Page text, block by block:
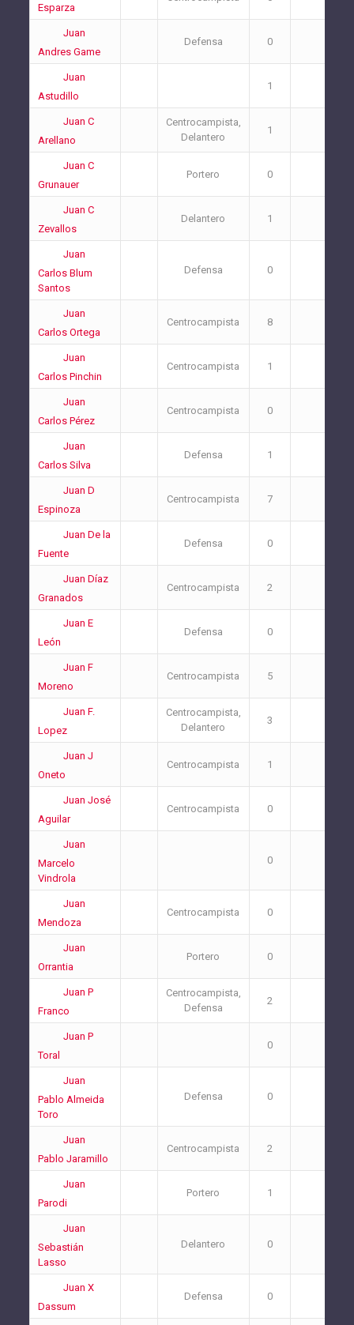
Esparza
Juan
Andres Game
Defensa 0
Juan
Astudillo
1
Juan C
Arellano
Centrocampista,
Delantero
1
Juan C
Grunauer
Portero 0
Juan C
Zevallos
Delantero 1
Juan
Carlos Blum
Santos
Defensa 0
Juan
Carlos Ortega
Centrocampista 8
Juan
Carlos Pinchin
Centrocampista 1
Juan
Carlos Pérez
Centrocampista 0
Juan
Carlos Silva
Defensa 1
Juan D
Espinoza
Centrocampista 7
Juan De la
Fuente
Defensa 0
Juan Díaz
Granados
Centrocampista 2
Juan E
León
Defensa 0
Juan F
Moreno
Centrocampista 5
Juan F.
Lopez
Centrocampista,
Delantero
3
Juan J
Oneto
Centrocampista 1
Juan José
Aguilar
Centrocampista 0
Juan
Marcelo
Vindrola
0
Juan
Mendoza
Centrocampista 0
Juan
Orrantia
Portero 0
Juan P
Franco
Centrocampista,
Defensa
2
Juan P
Toral
0
Juan
Pablo Almeida
Toro
Defensa 0
Juan
Pablo Jaramillo
Centrocampista 2
Juan
Parodi
Portero 1
Juan
Sebastián
Lasso
Delantero 0
Juan X
Dassum
Defensa 0